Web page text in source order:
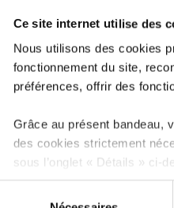
Ce site internet utilise des
Nous utilisons des cookies
fonctionnement du site,
préférences, offrir des
Grâce au présent bandeau,
des cookies strictement
sous l’onglet « Détails » ci-
Il est précisé que la